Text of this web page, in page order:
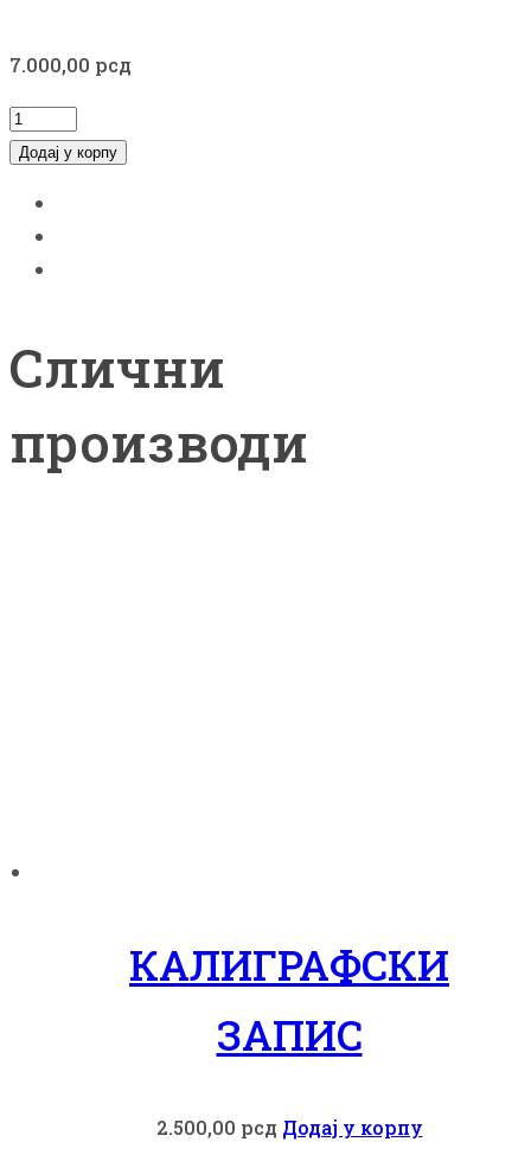
7.000,00 рсд
ПЕШКИР
ЗЛАТОВЕЗ
Додај у корпу
Слични
производи
КАЛИГРАФСКИ
ЗАПИС
2.500,00 рсд Додај у корпу